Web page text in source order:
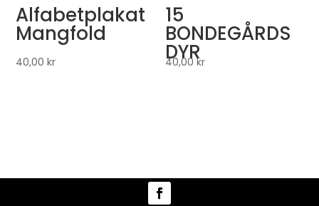
Alfabetplakat
Mangfold
40,00kr
15
BONDEGÅRDS
DYR
40,00kr